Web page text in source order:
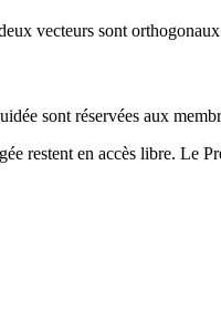
(0,0,1))
vecteurs sont
sont réservées aux
restent en accès libre. Le